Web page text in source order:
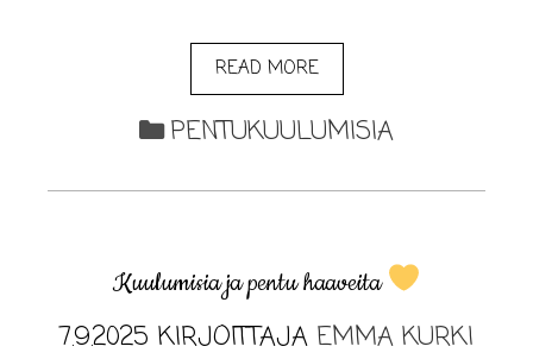
READ MORE
PENTUKUULUMISIA
Kuulumisia ja pentu haaveita
7.9.2025 KIRJOITTAJA EMMA KURKI